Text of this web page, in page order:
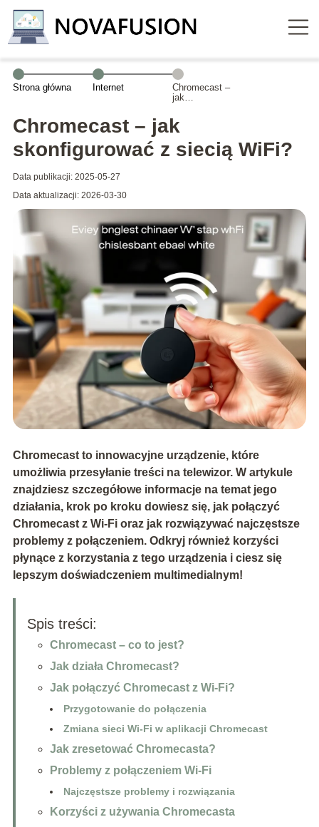
Strona główna Internet
Chromecast –
jak
siecią WiFi?
Chromecast – jak
skonfigurować z siecią WiFi?
Data publikacji: 2025-05-27
Data aktualizacji: 2026-03-30
Chromecast to innowacyjne urządzenie, które
umożliwia przesyłanie treści na telewizor. W artykule
znajdziesz szczegółowe informacje na temat jego
działania, krok po kroku dowiesz się, jak połączyć
Chromecast z Wi-Fi oraz jak rozwiązywać najczęstsze
problemy z połączeniem. Odkryj również korzyści
płynące z korzystania z tego urządzenia i ciesz się
lepszym doświadczeniem multimedialnym!
Spis treści:
Chromecast – co to jest?
Jak działa Chromecast?
Jak połączyć Chromecast z Wi-Fi?
Przygotowanie do połączenia
Zmiana sieci Wi-Fi w aplikacji Chromecast
Jak zresetować Chromecasta?
Problemy z połączeniem Wi-Fi
Najczęstsze problemy i rozwiązania
Korzyści z używania Chromecasta